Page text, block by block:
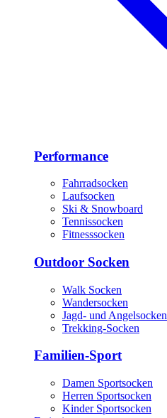
Performance
Fahrradsocken
Laufsocken
Ski & Snowboard
Tennissocken
Fitnesssocken
Outdoor Socken
Walk Socken
Wandersocken
Jagd- und Angelsocken
Trekking-Socken
Familien-Sport
Damen Sportsocken
Herren Sportsocken
Kinder Sportsocken